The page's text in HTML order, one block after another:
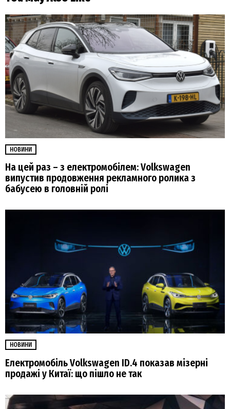
НОВИНИ
На цей раз – з електромобілем: Volkswagen
випустив продовження рекламного ролика з
бабусею в головній ролі
НОВИНИ
Електромобіль Volkswagen ID.4 показав мізерні
продажі у Китаї: що пішло не так